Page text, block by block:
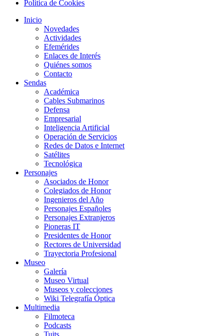
Política de Cookies
Inicio
Novedades
Actividades
Efemérides
Enlaces de Interés
Quiénes somos
Contacto
Sendas
Académica
Cables Submarinos
Defensa
Empresarial
Inteligencia Artificial
Operación de Servicios
Redes de Datos e Internet
Satélites
Tecnológica
Personajes
Asociados de Honor
Colegiados de Honor
Ingenieros del Año
Personajes Españoles
Personajes Extranjeros
Pioneras IT
Presidentes de Honor
Rectores de Universidad
Trayectoria Profesional
Museo
Galería
Museo Virtual
Museos y colecciones
Wiki Telegrafía Óptica
Multimedia
Filmoteca
Podcasts
Tuits